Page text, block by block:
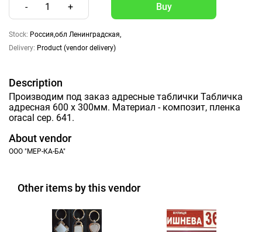
- 1 +
Stock: Россия,обл Ленинградская,
Delivery: Product (vendor delivery)
Description
Производим под заказ адресные таблички Табличка
адресная 600 х 300мм. Материал - композит, пленка
oracal сер. 641.
About vendor
ООО "МЕР-КА-БА"
Other items by this vendor